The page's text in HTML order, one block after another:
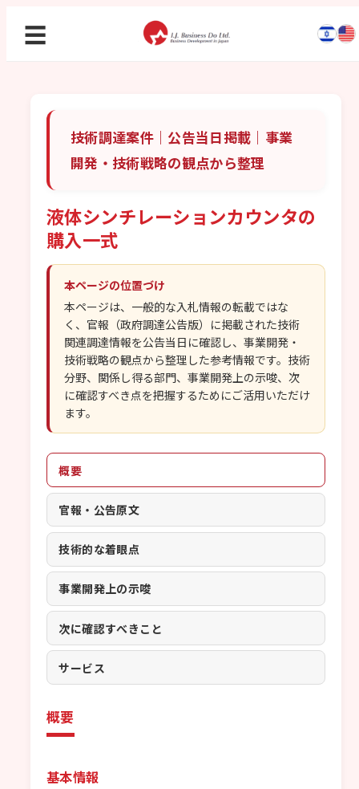
☰
技術調達案件｜公告当日掲載｜事業
開発・技術戦略の観点から整理
液体シンチレーションカウンタの
購入一式
本ページの位置づけ
本ページは、一般的な入札情報の転載ではな
く、官報（政府調達公告版）に掲載された技術
関連調達情報を公告当日に確認し、事業開発・
技術戦略の観点から整理した参考情報です。技術
分野、関係し得る部門、事業開発上の示唆、次
に確認すべき点を把握するためにご活用いただけ
ます。
概要
官報・公告原文
技術的な着眼点
事業開発上の示唆
次に確認すべきこと
サービス
概要
基本情報